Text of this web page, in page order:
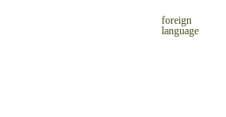
foreign
language